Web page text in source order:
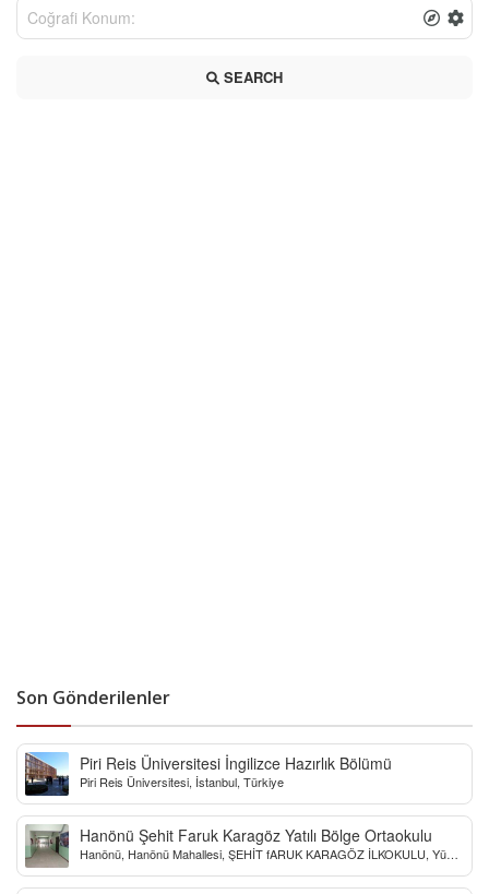
SEARCH
Son Gönderilenler
Piri Reis Üniversitesi İngilizce Hazırlık Bölümü
Piri Reis Üniversitesi, İstanbul, Türkiye
Hanönü Şehit Faruk Karagöz Yatılı Bölge Ortaokulu
Hanönü, Hanönü Mahallesi, ŞEHİT fARUK KARAGÖZ İLKOKULU, Yücel